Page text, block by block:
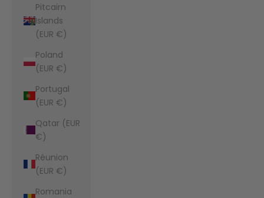
Pitcairn
Islands
(EUR €)
Poland
(EUR €)
Portugal
(EUR €)
Qatar (EUR
€)
Réunion
(EUR €)
Romania